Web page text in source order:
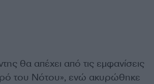
θα απέχει από τις εμφανίσεις
του Νότου», ενώ ακυρώθηκε